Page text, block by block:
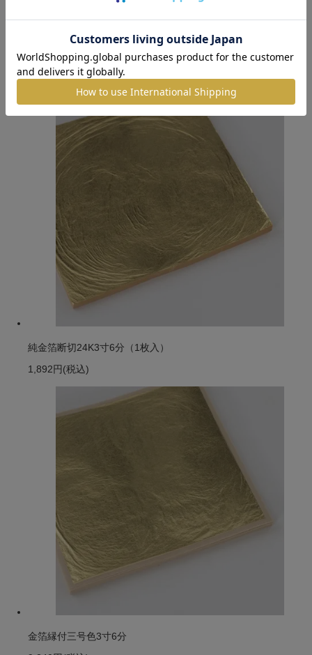
金箔断切五毛色3寸6分
10,010円(税込)
純金箔断切24K3寸6分（1枚入）
1,892円(税込)
金箔縁付三号色3寸6分